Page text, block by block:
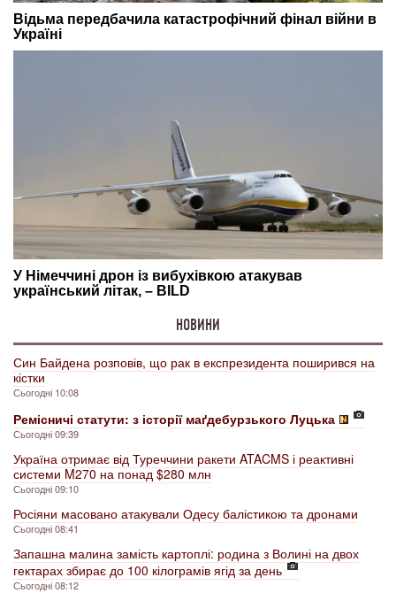
НОВИНИ
Син Байдена розповів, що рак в експрезидента поширився на
кістки
Сьогодні 10:08
Ремісничі статути: з історії маґдебурзького Луцька
Сьогодні 09:39
Україна отримає від Туреччини ракети ATACMS і реактивні
системи M270 на понад $280 млн
Сьогодні 09:10
Росіяни масовано атакували Одесу балістикою та дронами
Сьогодні 08:41
Запашна малина замість картоплі: родина з Волині на двох
гектарах збирає до 100 кілограмів ягід за день
Сьогодні 08:12